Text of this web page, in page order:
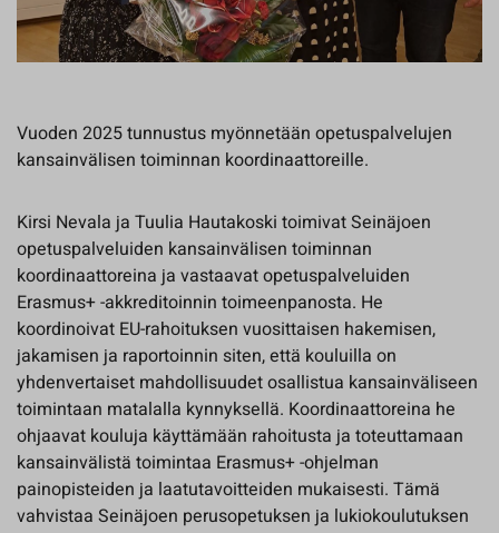
Vuoden 2025 tunnustus myönnetään opetuspalvelujen
kansainvälisen toiminnan koordinaattoreille.
Kirsi Nevala ja Tuulia Hautakoski toimivat Seinäjoen
opetuspalveluiden kansainvälisen toiminnan
koordinaattoreina ja vastaavat opetuspalveluiden
Erasmus+ -akkreditoinnin toimeenpanosta. He
koordinoivat EU-rahoituksen vuosittaisen hakemisen,
jakamisen ja raportoinnin siten, että kouluilla on
yhdenvertaiset mahdollisuudet osallistua kansainväliseen
toimintaan matalalla kynnyksellä. Koordinaattoreina he
ohjaavat kouluja käyttämään rahoitusta ja toteuttamaan
kansainvälistä toimintaa Erasmus+ -ohjelman
painopisteiden ja laatutavoitteiden mukaisesti. Tämä
vahvistaa Seinäjoen perusopetuksen ja lukiokoulutuksen